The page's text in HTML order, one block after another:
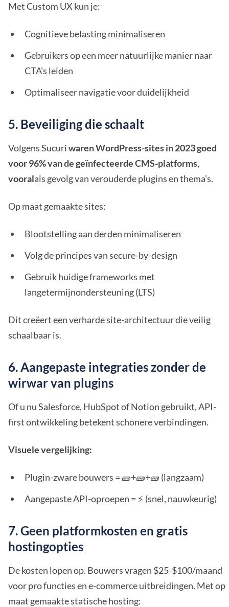
Met Custom UX kun je:
Cognitieve belasting minimaliseren
Gebruikers op een meer natuurlijke manier naar
CTA's leiden
Optimaliseer navigatie voor duidelijkheid
5. Beveiliging die schaalt
Volgens Sucuriwaren WordPress-sites in 2023 goed
voor 96% van de geïnfecteerde CMS-platforms,
vooralals gevolg van verouderde plugins en thema's.
Op maat gemaakte sites:
Blootstelling aan derden minimaliseren
Volg de principes van secure-by-design
Gebruik huidige frameworks met
langetermijnondersteuning (LTS)
Dit creëert een verharde site-architectuur die veilig
schaalbaar is.
6. Aangepaste integraties zonder de
wirwar van plugins
Of u nu Salesforce, HubSpot of Notion gebruikt, API-
first ontwikkeling betekent schonere verbindingen.
Visuele vergelijking:
Plugin-zware bouwers = 🧱+🧱+🧱 (langzaam)
Aangepaste API-oproepen = ⚡ (snel, nauwkeurig)
7. Geen platformkosten en gratis
hostingopties
De kosten lopen op. Bouwers vragen $25-$100/maand
voor pro functies en e-commerce uitbreidingen. Met op
maat gemaakte statische hosting: